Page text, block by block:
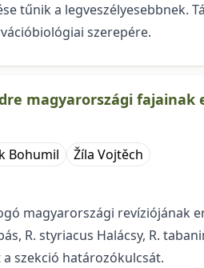
tűnik a legveszélyesebbnek.
szerepére.
magyarországi
Bohumil Žíla Vojtěch
magyarországi revíziójának
R. styriacus Halácsy, R.
szekció határozókulcsát.